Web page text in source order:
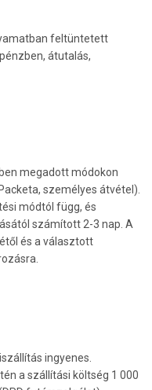
feltüntetett
átutalás,
megadott módokon
személyes átvétel).
módtól függ, és
számított 2-3 nap. A
és a választott
ingyenes.
a szállítási költség 1 000